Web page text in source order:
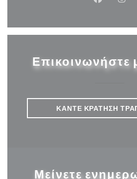
Facebook
Επικοινωνήστε
ΚΆΝΤΕ ΚΡΆΤΗΣΗ
Μείνετε